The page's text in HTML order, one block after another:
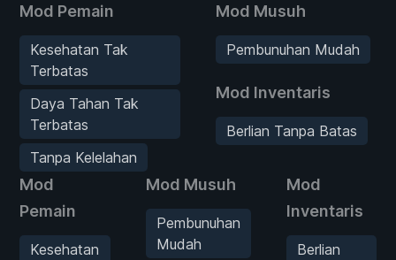
Mod Pemain
Kesehatan Tak
Terbatas
Daya Tahan Tak
Terbatas
Tanpa Kelelahan
Mod Musuh
Pembunuhan Mudah
Mod Inventaris
Berlian Tanpa Batas
Mod
Pemain
Kesehatan
Mod Musuh
Pembunuhan
Mudah
Mod
Inventaris
Berlian